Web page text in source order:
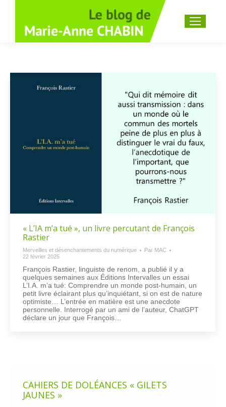
Recherche
« L’IA m’a tué », un livre percutant de François
Rastier
Merveilles et désenchantements du numérique Par MAC
22 février 2025
François Rastier, linguiste de renom, a publié il y a
quelques semaines aux Éditions Intervalles un essai
L’I.A. m’a tué: Comprendre un monde post-humain, un
petit livre éclairant plus qu’inquiétant, si on est de nature
optimiste… L’entrée en matière est une anecdote
personnelle. Interrogé par un ami de l’auteur, ChatGPT
déclare un jour que François…
CAHIERS DE DOLÉANCES « GILETS
JAUNES »